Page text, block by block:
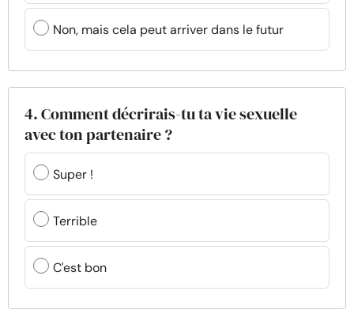
Non, mais cela peut arriver dans le futur
4. Comment décrirais-tu ta vie sexuelle
avec ton partenaire ?
Super !
Terrible
C'est bon